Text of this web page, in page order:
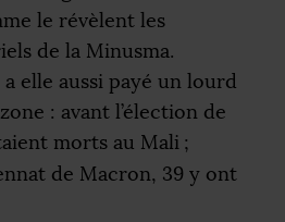
le révèlent les
de la Minusma.
a elle aussi payé un lourd
: avant l’élection de
morts au Mali ;
de Macron, 39 y ont